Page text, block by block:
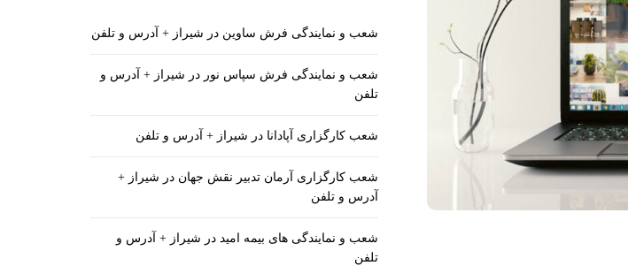
شعب و نمایندگی فرش ساوین در شیراز + آدرس و تلفن
شعب و نمایندگی فرش سپاس نور در شیراز + آدرس و
تلفن
شعب کارگزاری آپادانا در شیراز + آدرس و تلفن
شعب کارگزاری آرمان تدبیر نقش جهان در شیراز +
آدرس و تلفن
شعب و نمایندگی های بیمه امید در شیراز + آدرس و
تلفن